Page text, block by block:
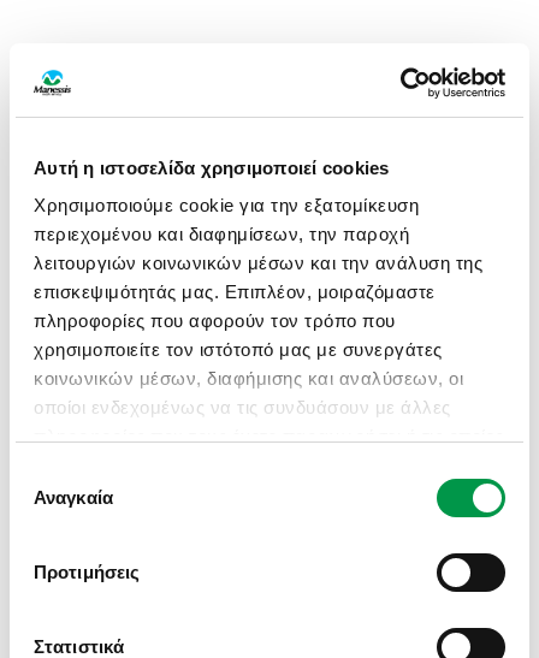
Αυτή η ιστοσελίδα χρησιμοποιεί cookies
Χρησιμοποιούμε cookie για την εξατομίκευση
περιεχομένου και διαφημίσεων, την παροχή
λειτουργιών κοινωνικών μέσων και την ανάλυση της
επισκεψιμότητάς μας. Επιπλέον, μοιραζόμαστε
πληροφορίες που αφορούν τον τρόπο που
χρησιμοποιείτε τον ιστότοπό μας με συνεργάτες
κοινωνικών μέσων, διαφήμισης και αναλύσεων, οι
οποίοι ενδεχομένως να τις συνδυάσουν με άλλες
χρήση των υπηρεσιών τους.
συγκατάθεσης
Αναγκαία
Προτιμήσεις
Στατιστικά
APPLICATION ERROR: A CLIENT-SIDE EXCEPTION HAS